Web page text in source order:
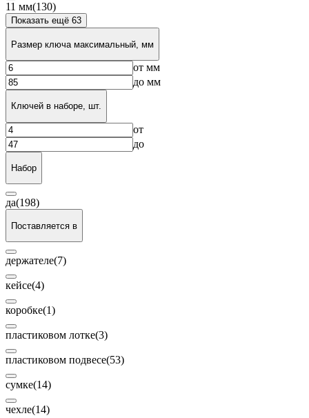
11 мм(130)
Показать ещё 63
Размер ключа максимальный, мм
от мм
до мм
Ключей в наборе, шт.
от
до
Набор
да(198)
Поставляется в
держателе(7)
кейсе(4)
коробке(1)
пластиковом лотке(3)
пластиковом подвесе(53)
сумке(14)
чехле(14)